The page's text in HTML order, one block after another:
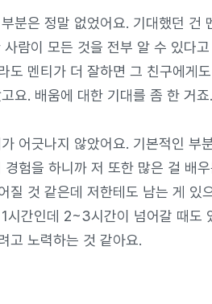
분은 정말 없었어요. 기대했던 건
사람이 모든 것을 전부 알 수 있다
도 멘티가 더 잘하면 그 친구에게
요. 배움에 대한 기대를 좀 한 거죠.
어긋나지 않았어요. 기본적인 부
경험을 하니까 저 또한 많은 걸 배
질 것 같은데 저한테도 남는 게 있
시간인데 2~3시간이 넘어갈 때도
고 노력하는 것 같아요.